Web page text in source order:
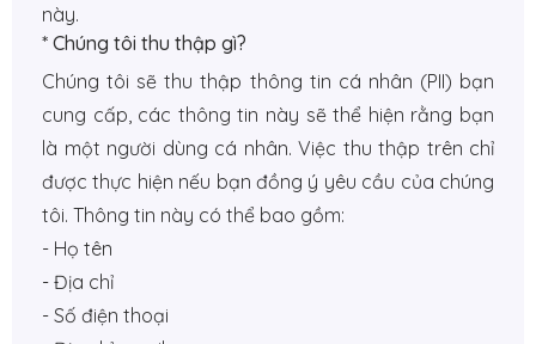
này.
* Chúng tôi thu thập gì?
Chúng tôi sẽ thu thập thông tin cá nhân (PII) bạn
cung cấp, các thông tin này sẽ thể hiện rằng bạn
là một người dùng cá nhân. Việc thu thập trên chỉ
được thực hiện nếu bạn đồng ý yêu cầu của chúng
tôi. Thông tin này có thể bao gồm:
- Họ tên
- Địa chỉ
- Số điện thoại